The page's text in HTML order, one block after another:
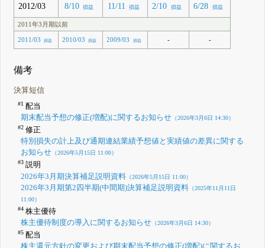
2012/03 8/10 損益 11/11 損益 2/10 損益 6/28 損益
2011年3月期以前
2011/03 損益 2010/03 損益 2009/03 損益 - -
備考
決算短信
#1配当
期末配当予想の修正(増配)に関するお知らせ（2026年3月6日 14:30）
#2修正
特別損失の計上及び通期連結業績予想値と実績値の差異に関する
お知らせ（2026年5月15日 11:00）
#3説明
2026年3月期決算補足説明資料（2026年5月15日 11:00）
2026年3月期第2四半期(中間期)決算補足説明資料（2025年11月11日
11:00）
#4株主優待
株主優待制度の導入に関するお知らせ（2026年3月6日 14:30）
#5配当